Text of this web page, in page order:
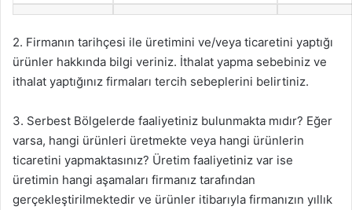
2. Firmanın tarihçesi ile üretimini ve/veya ticaretini yaptığı
ürünler hakkında bilgi veriniz. İthalat yapma sebebiniz ve
ithalat yaptığınız firmaları tercih sebeplerini belirtiniz.
3. Serbest Bölgelerde faaliyetiniz bulunmakta mıdır? Eğer
varsa, hangi ürünleri üretmekte veya hangi ürünlerin
ticaretini yapmaktasınız? Üretim faaliyetiniz var ise
üretimin hangi aşamaları firmanız tarafından
gerçekleştirilmektedir ve ürünler itibarıyla firmanızın yıllık